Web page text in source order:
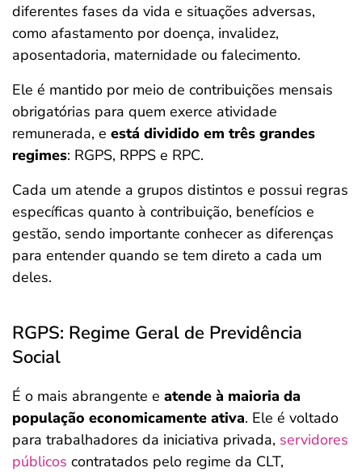
diferentes fases da vida e situações adversas,
como afastamento por doença, invalidez,
aposentadoria, maternidade ou falecimento.
Ele é mantido por meio de contribuições mensais
obrigatórias para quem exerce atividade
remunerada, e está dividido em três grandes
regimes: RGPS, RPPS e RPC.
Cada um atende a grupos distintos e possui regras
específicas quanto à contribuição, benefícios e
gestão, sendo importante conhecer as diferenças
para entender quando se tem direto a cada um
deles.
RGPS: Regime Geral de Previdência
Social
É o mais abrangente e atende à maioria da
população economicamente ativa. Ele é voltado
para trabalhadores da iniciativa privada, servidores
públicos contratados pelo regime da CLT,